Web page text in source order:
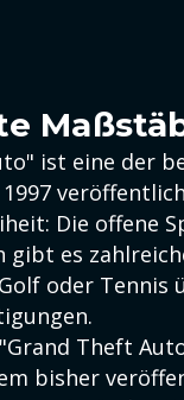
ist eine der
Die offene
gibt es
oder Tennis
Theft
bisher